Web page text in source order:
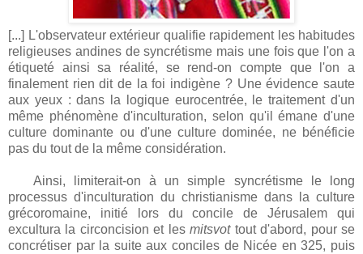
[...] L'observateur extérieur qualifie rapidement les habitudes
religieuses andines de syncrétisme mais une fois que l'on a
étiqueté ainsi sa réalité, se rend-on compte que l'on a
finalement rien dit de la foi indigène ? Une évidence saute
aux yeux : dans la logique eurocentrée, le traitement d'un
même phénomène d'inculturation, selon qu'il émane d'une
culture dominante ou d'une culture dominée, ne bénéficie
pas du tout de la même considération.
Ainsi, limiterait-on à un simple syncrétisme le long
processus d'inculturation du christia­nisme dans la culture
grécoromaine, initié lors du concile de Jérusalem qui
excultura la circoncision et lesmitsvottout d'abord, pour se
concrétiser par la suite aux conciles de Nicée en 325, puis